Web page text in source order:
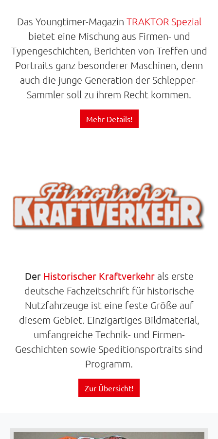
Das Youngtimer-Magazin TRAKTOR Spezial
bietet eine Mischung aus Firmen- und
Typengeschichten, Berichten von Treffen und
Portraits ganz besonderer Maschinen, denn
auch die junge Generation der Schlepper-
Sammler soll zu ihrem Recht kommen.
Mehr Details!
Der Historischer Kraftverkehrals erste
deutsche Fachzeitschrift für historische
Nutzfahrzeuge ist eine feste Größe auf
diesem Gebiet. Einzigartiges Bildmaterial,
umfangreiche Technik- und Firmen-
Geschichten sowie Speditionsportraits sind
Programm.
Zur Übersicht!